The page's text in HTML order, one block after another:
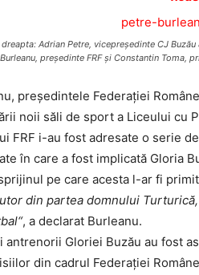
Adrian Petre, vicepreşedinte CJ
preşedinte FRF şi Constantin Toma,
preşedintele Federaţiei
noii săli de sport a Liceului cu
FRF i-au fost adresate o serie
în care a fost implicată Gloria
pe care acesta l-ar fi
din partea domnului
, a declarat Burleanu.
antrenorii Gloriei Buzău au fost
din cadrul Federaţiei